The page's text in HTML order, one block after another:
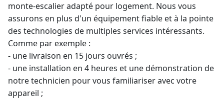
monte-escalieradapté pour logement. Nous vous
assurons en plus d'un équipement fiable et à la pointe
des technologies de multiples services intéressants.
Comme par exemple :
- une livraison en 15 jours ouvrés ;
- une installation en 4 heures et une démonstration de
notre technicien pour vous familiariser avec votre
appareil ;